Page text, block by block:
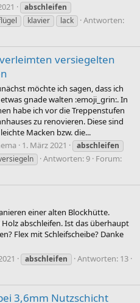
abschleifen
klavier lack
Antworten:
versiegelten
möchte ich sagen, dass ich
gnade walten :emoji_grin:. In
habe ich vor die Treppenstufen
zu renovieren. Diese sind
Macken bzw. die...
1. März 2021
abschleifen
Antworten: 9 Forum:
einer alten Blockhütte.
abschleifen. Ist das überhaupt
Flex mit Schleifscheibe? Danke
abschleifen
Antworten: 13
3,6mm Nutzschicht